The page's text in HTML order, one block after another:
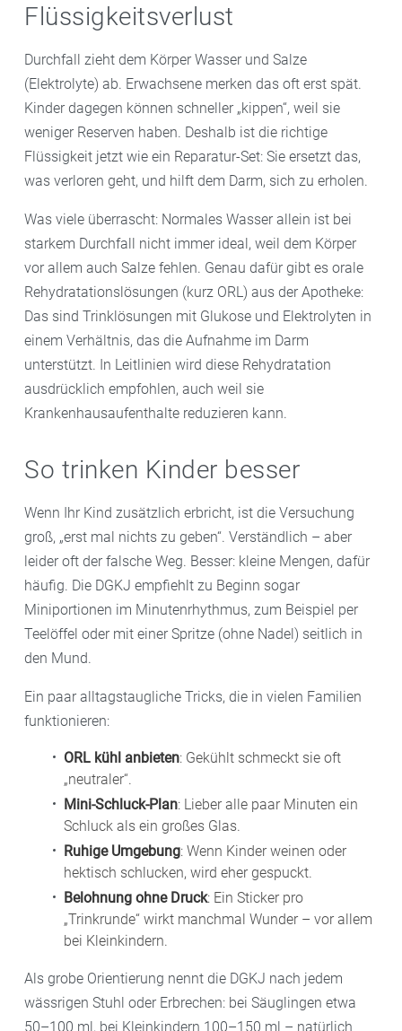
Flüssigkeitsverlust
Durchfall zieht dem Körper Wasser und Salze
(Elektrolyte) ab. Erwachsene merken das oft erst spät.
Kinder dagegen können schneller „kippen“, weil sie
weniger Reserven haben. Deshalb ist die richtige
Flüssigkeit jetzt wie ein Reparatur-Set: Sie ersetzt das,
was verloren geht, und hilft dem Darm, sich zu erholen.
Was viele überrascht: Normales Wasser allein ist bei
starkem Durchfall nicht immer ideal, weil dem Körper
vor allem auch Salze fehlen. Genau dafür gibt es orale
Rehydratationslösungen (kurz ORL) aus der Apotheke:
Das sind Trinklösungen mit Glukose und Elektrolyten in
einem Verhältnis, das die Aufnahme im Darm
unterstützt. In Leitlinien wird diese Rehydratation
ausdrücklich empfohlen, auch weil sie
Krankenhausaufenthalte reduzieren kann.
So trinken Kinder besser
Wenn Ihr Kind zusätzlich erbricht, ist die Versuchung
groß, „erst mal nichts zu geben“. Verständlich – aber
leider oft der falsche Weg. Besser: kleine Mengen, dafür
häufig. Die DGKJ empfiehlt zu Beginn sogar
Miniportionen im Minutenrhythmus, zum Beispiel per
Teelöffel oder mit einer Spritze (ohne Nadel) seitlich in
den Mund.
Ein paar alltagstaugliche Tricks, die in vielen Familien
funktionieren:
ORL kühl anbieten: Gekühlt schmeckt sie oft
„neutraler“.
Mini-Schluck-Plan: Lieber alle paar Minuten ein
Schluck als ein großes Glas.
Ruhige Umgebung: Wenn Kinder weinen oder
hektisch schlucken, wird eher gespuckt.
Belohnung ohne Druck: Ein Sticker pro
„Trinkrunde“ wirkt manchmal Wunder – vor allem
bei Kleinkindern.
Als grobe Orientierung nennt die DGKJ nach jedem
wässrigen Stuhl oder Erbrechen: bei Säuglingen etwa
50–100 ml, bei Kleinkindern 100–150 ml – natürlich